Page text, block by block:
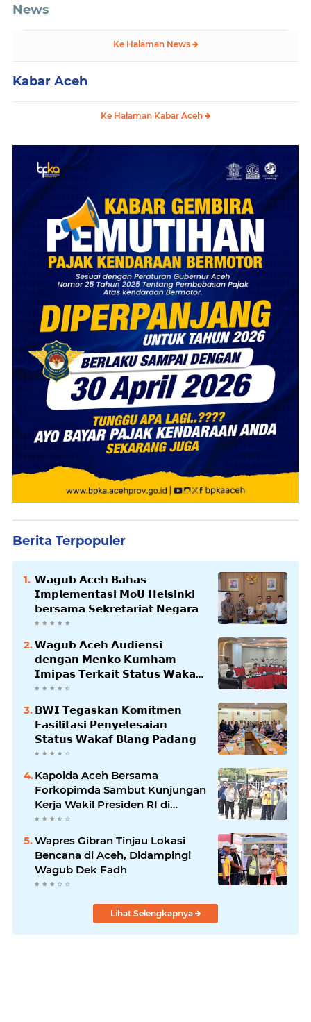
News
Ke Halaman News
Kabar Aceh
Ke Halaman Kabar Aceh
Berita Terpopuler
𝗪𝗮𝗴𝘂𝗯 𝗔𝗰𝗲𝗵 𝗕𝗮𝗵𝗮𝘀
𝗜𝗺𝗽𝗹𝗲𝗺𝗲𝗻𝘁𝗮𝘀𝗶 𝗠𝗼𝗨 𝗛𝗲𝗹𝘀𝗶𝗻𝗸𝗶
𝗯𝗲𝗿𝘀𝗮𝗺𝗮 𝗦𝗲𝗸𝗿𝗲𝘁𝗮𝗿𝗶𝗮𝘁 𝗡𝗲𝗴𝗮𝗿𝗮
𝗪𝗮𝗴𝘂𝗯 𝗔𝗰𝗲𝗵 𝗔𝘂𝗱𝗶𝗲𝗻𝘀𝗶
𝗱𝗲𝗻𝗴𝗮𝗻 𝗠𝗲𝗻𝗸𝗼 𝗞𝘂𝗺𝗵𝗮𝗺
𝗜𝗺𝗶𝗽𝗮𝘀 𝗧𝗲𝗿𝗸𝗮𝗶𝘁 𝗦𝘁𝗮𝘁𝘂𝘀 𝗪𝗮𝗸𝗮𝗳
𝗕𝗹𝗮𝗻𝗴𝗽𝗮𝗱𝗮𝗻𝗴
𝗕𝗪𝗜 𝗧𝗲𝗴𝗮𝘀𝗸𝗮𝗻 𝗞𝗼𝗺𝗶𝘁𝗺𝗲𝗻
𝗙𝗮𝘀𝗶𝗹𝗶𝘁𝗮𝘀𝗶 𝗣𝗲𝗻𝘆𝗲𝗹𝗲𝘀𝗮𝗶𝗮𝗻
𝗦𝘁𝗮𝘁𝘂𝘀 𝗪𝗮𝗸𝗮𝗳 𝗕𝗹𝗮𝗻𝗴 𝗣𝗮𝗱𝗮𝗻𝗴
Kapolda Aceh Bersama
Forkopimda Sambut Kunjungan
Kerja Wakil Presiden RI di
Kabupaten Bireuen
Wapres Gibran Tinjau Lokasi
Bencana di Aceh, Didampingi
Wagub Dek Fadh
Lihat Selengkapnya